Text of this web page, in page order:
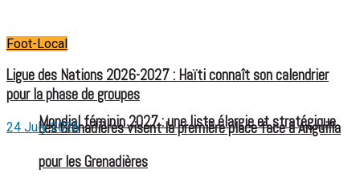
Les Grenadières visent la première place face à Anguilla
Mondial féminin 2027 : une liste élargie et stratégique
pour les Grenadières
Foot-Local
Ligue des Nations 2026-2027 : Haïti connaît son calendrier
pour la phase de groupes
24 July 2026